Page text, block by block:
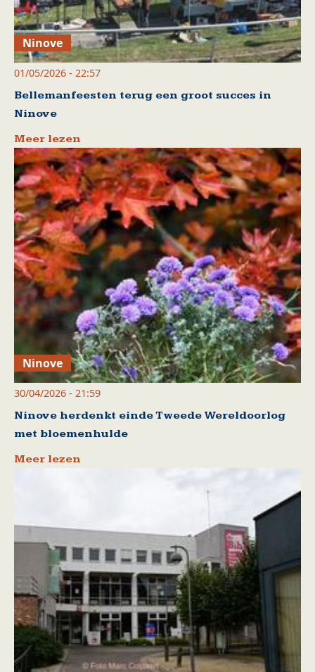
Ninove
01/05/2026 - 22:57
Bellemanfeesten terug een groot succes in
Ninove
Meer lezen
Ninove
30/04/2026 - 21:59
Ninove herdenkt einde Tweede Wereldoorlog
met bloemenhulde
Meer lezen